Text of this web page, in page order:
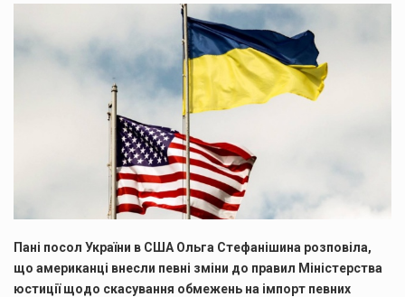
Пані посол України в США Ольга Стефанішина розповіла,
що американці внесли певні зміни до правил Міністерства
юстиції щодо скасування обмежень на імпорт певних